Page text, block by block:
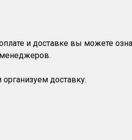
и доставке вы можете